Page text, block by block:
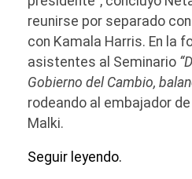
reunirse por separado
con Kamala Harris. En la
asistentes al Seminario
Gobierno del Cambio,
rodeando al embajador
Malki.
Seguir leyendo.